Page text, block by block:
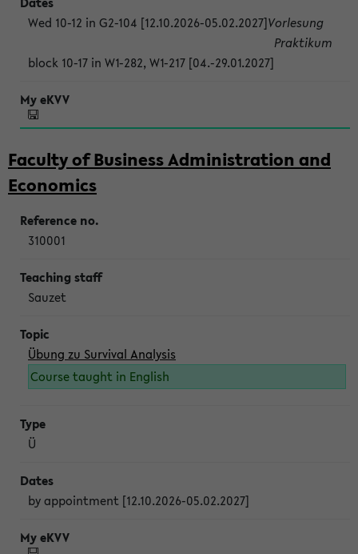
Wed 10-12 in G2-104 [12.10.2026-05.02.2027]Vorlesung
block 10-17 in W1-282, W1-217 [04.-29.01.2027]
Praktikum
Faculty of Business Administration and
Economics
310001
Sauzet
Übung zu Survival Analysis
Course taught in English
Ü
by appointment [12.10.2026-05.02.2027]